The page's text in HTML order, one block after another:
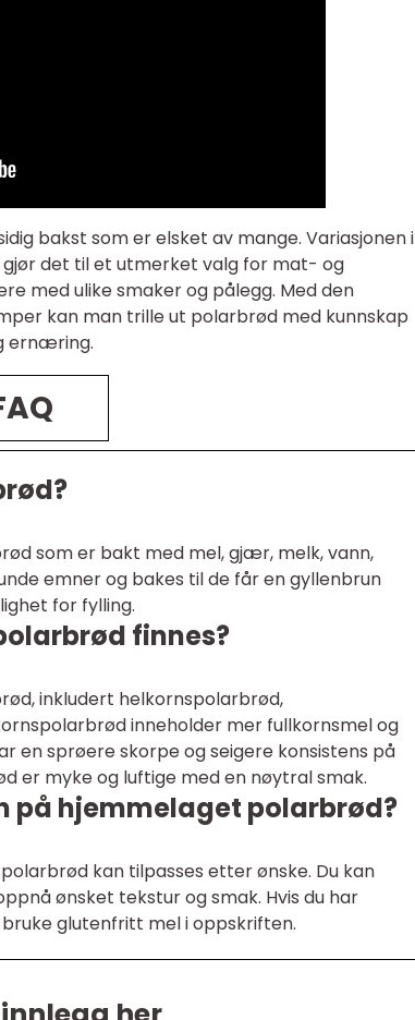
bakst som er elsket av mange. Variasjonen i
det til et utmerket valg for mat- og
med ulike smaker og pålegg. Med den
kan man trille ut polarbrød med kunnskap
ernæring.
som er bakt med mel, gjær, melk, vann,
emner og bakes til de får en gyllenbrun
for fylling.
finnes?
inkludert helkornspolarbrød,
inneholder mer fullkornsmel og
en sprøere skorpe og seigere konsistens på
er myke og luftige med en nøytral smak.
på hjemmelaget polarbrød?
kan tilpasses etter ønske. Du kan
ønsket tekstur og smak. Hvis du har
glutenfritt mel i oppskriften.